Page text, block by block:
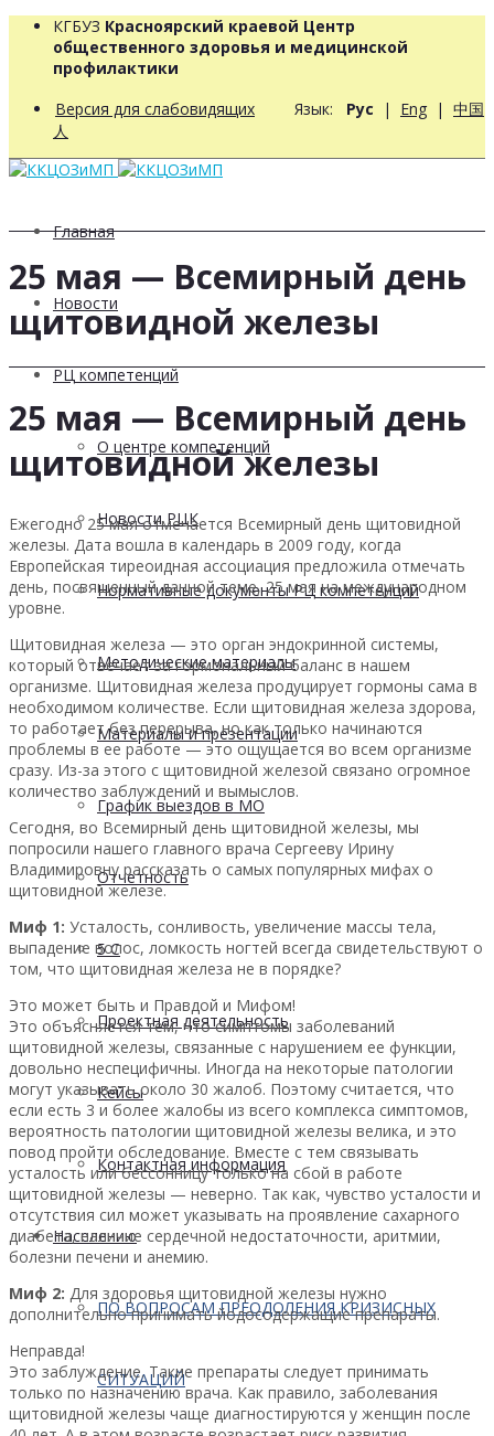
КГБУЗ Красноярский краевой Центр
общественного здоровья и медицинской
профилактики
Версия для слабовидящих Язык: Рус | Eng | 中国
人
Главная
Новости
РЦ компетенций
О центре компетенций
Новости РЦК
Нормативные документы РЦ компетенций
Методические материалы
Материалы и презентации
График выездов в МО
Отчетность
5 С
Проектная деятельность
Кейсы
Контактная информация
Населению
ПО ВОПРОСАМ ПРЕОДОЛЕНИЯ КРИЗИСНЫХ
СИТУАЦИЙ
25 мая — Всемирный день
щитовидной железы
25 мая — Всемирный день
щитовидной железы
Ежегодно 25 мая отмечается Всемирный день щитовидной
железы. Дата вошла в календарь в 2009 году, когда
Европейская тиреоидная ассоциация предложила отмечать
день, посвященный данной теме, 25 мая на международном
уровне.
Щитовидная железа — это орган эндокринной системы,
который отвечает за гормональный баланс в нашем
организме. Щитовидная железа продуцирует гормоны сама в
необходимом количестве. Если щитовидная железа здорова,
то работает без перерыва, но как только начинаются
проблемы в ее работе — это ощущается во всем организме
сразу. Из-за этого с щитовидной железой связано огромное
количество заблуждений и вымыслов.
Сегодня, во Всемирный день щитовидной железы, мы
попросили нашего главного врача Сергееву Ирину
Владимировну рассказать о самых популярных мифах о
щитовидной железе.
Миф 1: Усталость, сонливость, увеличение массы тела,
выпадение волос, ломкость ногтей всегда свидетельствуют о
том, что щитовидная железа не в порядке?
Это может быть и Правдой и Мифом!
Это объясняется тем, что симптомы заболеваний
щитовидной железы, связанные с нарушением ее функции,
довольно неспецифичны. Иногда на некоторые патологии
могут указывать около 30 жалоб. Поэтому считается, что
если есть 3 и более жалобы из всего комплекса симптомов,
вероятность патологии щитовидной железы велика, и это
повод пройти обследование. Вместе с тем связывать
усталость или бессонницу только на сбой в работе
щитовидной железы — неверно. Так как, чувство усталости и
отсутствия сил может указывать на проявление сахарного
диабета, наличие сердечной недостаточности, аритмии,
болезни печени и анемию.
Миф 2: Для здоровья щитовидной железы нужно
дополнительно принимать йодосодержащие препараты.
Неправда!
Это заблуждение. Такие препараты следует принимать
только по назначению врача. Как правило, заболевания
щитовидной железы чаще диагностируются у женщин после